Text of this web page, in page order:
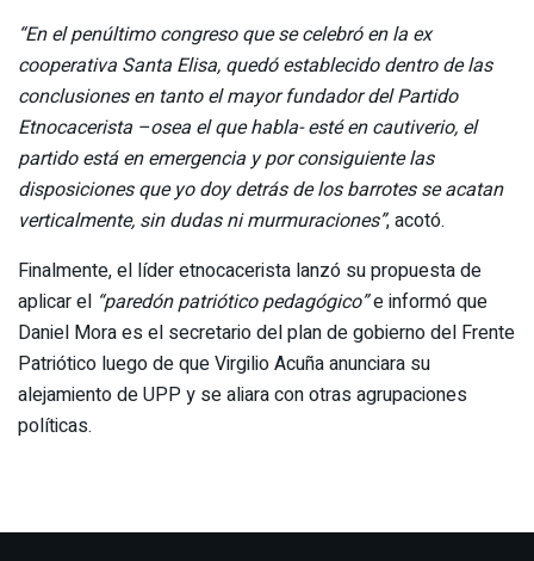
“En el penúltimo congreso que se celebró en la ex
cooperativa Santa Elisa, quedó establecido dentro de las
conclusiones en tanto el mayor fundador del Partido
Etnocacerista –osea el que habla- esté en cautiverio, el
partido está en emergencia y por consiguiente las
disposiciones que yo doy detrás de los barrotes se acatan
verticalmente, sin dudas ni murmuraciones”, acotó.
Finalmente, el líder etnocacerista lanzó su propuesta de
aplicar el “paredón patriótico pedagógico”e informó que
Daniel Mora es el secretario del plan de gobierno del Frente
Patriótico luego de que Virgilio Acuña anunciara su
alejamiento de UPP y se aliara con otras agrupaciones
políticas.